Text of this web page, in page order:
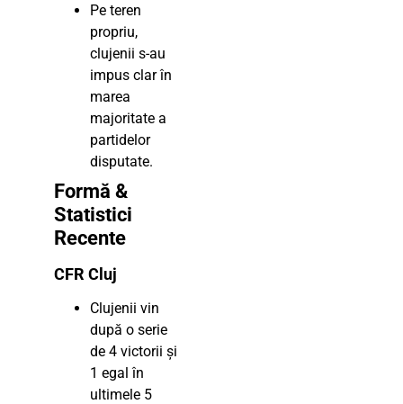
Pe teren
propriu,
clujenii s-au
impus clar în
marea
majoritate a
partidelor
disputate.
Formă &
Statistici
Recente
CFR Cluj
Clujenii vin
după o serie
de 4 victorii și
1 egal în
ultimele 5